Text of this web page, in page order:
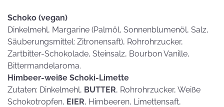
Schoko (vegan)
Dinkelmehl, Margarine (Palmöl, Sonnenblumenöl, Salz,
Säuberungsmittel: Zitronensaft), Rohrohrzucker,
Zartbitter-Schokolade, Steinsalz, Bourbon Vanille,
Bittermandelaroma.
Himbeer-weiße Schoki-Limette
Zutaten: Dinkelmehl, BUTTER, Rohrohrzucker, Weiße
Schokotropfen, EIER, Himbeeren, Limettensaft,